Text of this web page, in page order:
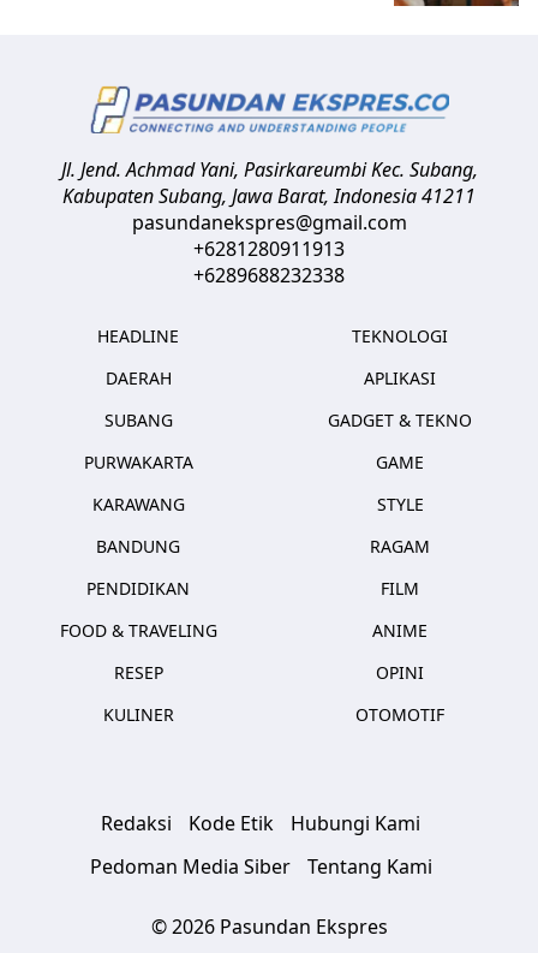
Jl. Jend. Achmad Yani, Pasirkareumbi Kec. Subang,
Kabupaten Subang, Jawa Barat,Indonesia41211
pasundanekspres@gmail.com
+6281280911913
+6289688232338
HEADLINE
DAERAH
SUBANG
PURWAKARTA
KARAWANG
BANDUNG
PENDIDIKAN
FOOD & TRAVELING
RESEP
KULINER
TEKNOLOGI
APLIKASI
GADGET & TEKNO
GAME
STYLE
RAGAM
FILM
ANIME
OPINI
OTOMOTIF
Redaksi Kode Etik
Hubungi Kami
Pedoman Media Siber
Tentang Kami
© 2026 Pasundan Ekspres